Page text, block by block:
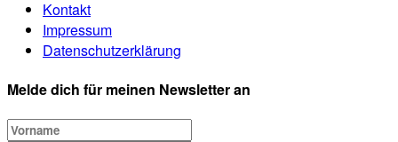
Kontakt
Impressum
Datenschutzerklärung
Melde dich für meinen Newsletter an